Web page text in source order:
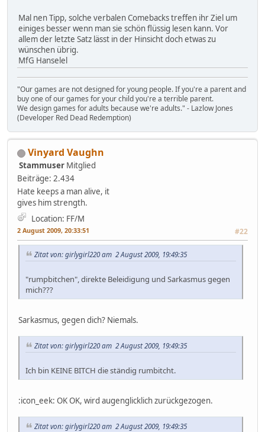
Mal nen Tipp, solche verbalen Comebacks treffen ihr Ziel um
einiges besser wenn man sie schön flüssig lesen kann. Vor
allem der letzte Satz lässt in der Hinsicht doch etwas zu
wünschen übrig.
MfG Hanselel
"Our games are not designed for young people. If you're a parent and
buy one of our games for your child you're a terrible parent.
We design games for adults because we're adults." - Lazlow Jones
(Developer Red Dead Redemption)
Vinyard Vaughn
Stammuser Mitglied
Beiträge: 2.434
Hate keeps a man alive, it
gives him strength.
Location: FF/M
2 August 2009, 20:33:51 #22
Zitat von: girlygirl220 am 2 August 2009, 19:49:35
"rumpbitchen", direkte Beleidigung und Sarkasmus gegen
mich???
Sarkasmus, gegen dich? Niemals.
Zitat von: girlygirl220 am 2 August 2009, 19:49:35
Ich bin KEINE BITCH die ständig rumbitcht.
:icon_eek: OK OK, wird augenglicklich zurückgezogen.
Zitat von: girlygirl220 am 2 August 2009, 19:49:35